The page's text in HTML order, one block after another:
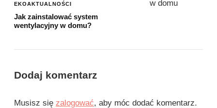
EKOAKTUALNOŚCI
Jak zainstalować system
wentylacyjny w domu?
Dodaj komentarz
Musisz się zalogować, aby móc dodać komentarz.